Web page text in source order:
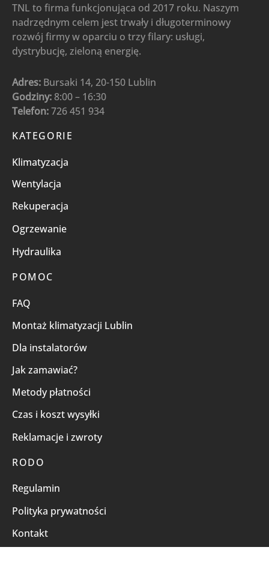
TNL to firma funkcjonująca od 2017 roku. Naszym
nadrzędnym celem jest trwały i długoterminowy
rozwój firmy w oparciu o trzy filary: usługi,
dystrybucję, zieloną energię.
Adres: Bursaki 14, 20-150 Lublin
Godziny: 8:00 – 16:30
Telefon:726 451 934
KATEGORIE
Klimatyzacja
Wentylacja
Rekuperacja
Ogrzewanie
Hydraulika
POMOC
FAQ
Montaż klimatyzacji Lublin
Dla instalatorów
Jak zamawiać?
Metody płatności
Czas i koszt wysyłki
Reklamacje i zwroty
RODO
Regulamin
Polityka prywatności
Kontakt